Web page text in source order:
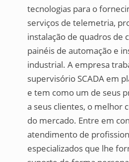
tecnologias para o
serviços de telemetria,
instalação de quadros de
painéis de automação e
industrial. A empresa
supervisório SCADA em
e tem como um de seus
a seus clientes, o melhor
do mercado. Entre em
atendimento de
especializados que lhe